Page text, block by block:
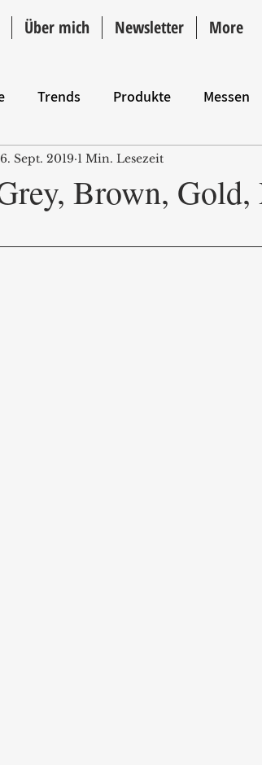
Über mich Newsletter More
Trends Produkte Messen
Intro
Brown, Gold,
Sept. 2019 1 Min. Lesezeit